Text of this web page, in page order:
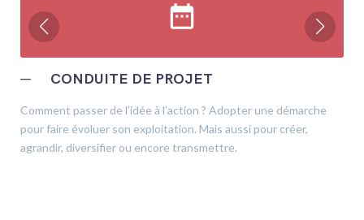
date_range
─ CONDUITE DE PROJET
Comment passer de l’idée à l’action ? Adopter une démarche
pour faire évoluer son exploitation. Mais aussi pour créer,
agrandir, diversifier ou encore transmettre.